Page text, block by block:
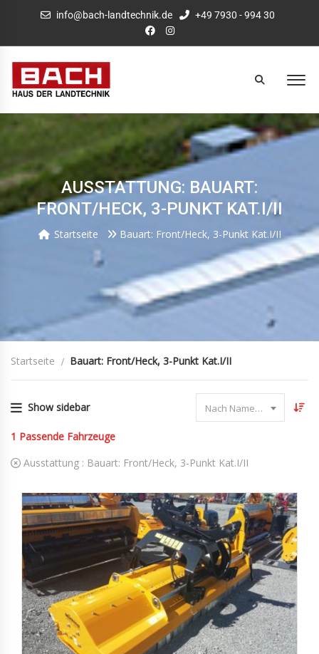
info@bach-landtechnik.de +49 7930 - 994 30
AUSSTATTUNG: BAUART:
FRONT/HECK, 3-PUNKT KAT.I/II
Startseite Bauart: Front/Heck, 3-Punkt Kat.I/II
Startseite Bauart: Front/Heck, 3-Punkt Kat.I/II
Show sidebar Nach Name sortieren
1 Passende Fahrzeuge
Ausstattung : Bauart: Front/Heck, 3-Punkt Kat.I/II